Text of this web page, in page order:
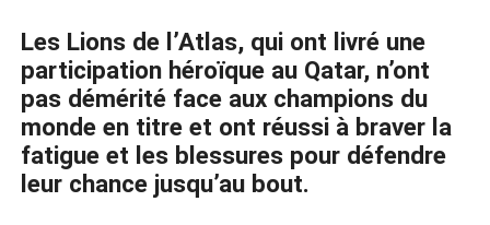
Les Lions de l’Atlas, qui ont livré une
participation héroïque au Qatar, n’ont
pas démérité face aux champions du
monde en titre et ont réussi à braver la
fatigue et les blessures pour défendre
leur chance jusqu’au bout.